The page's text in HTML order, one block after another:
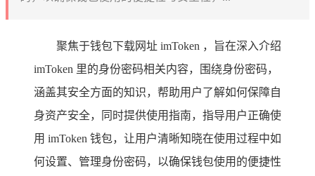
聚焦于钱包下载网址 imToken ，旨在深入介绍
imToken 里的身份密码相关内容，围绕身份密码，
涵盖其安全方面的知识，帮助用户了解如何保障自
身资产安全，同时提供使用指南，指导用户正确使
用 imToken 钱包，让用户清晰知晓在使用过程中如
何设置、管理身份密码，以确保钱包使用的便捷性